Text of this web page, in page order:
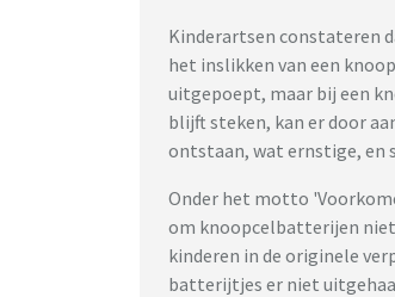
Kinderartsen constateren
het inslikken van een
uitgepoept, maar bij een
blijft steken, kan er door
ontstaan, wat ernstige, en
Onder het motto
om knoopcelbatterijen
kinderen in de originele
batterijtjes er niet